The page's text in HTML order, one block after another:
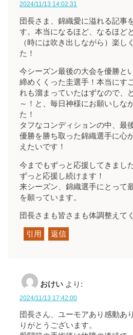
2024/11/13 14:02:31
団長さま、錦織愛に溢れる記事
す。本当になるほど、なるほど
（時には吹き出しながら）楽し
た！
今シーズン最後の大会を優勝と
締めくくった圭選手！本当にす
れも溜まっていたはずなので、
～！と、毎日神様にお願いしな
た！
タフなコンディションの中、最
優勝を勝ち取った錦織選手に心
えたいです！
今までもずっと応援してきまし
ずっと応援し続けます！
来シーズン、錦織選手にとって
を願っています。
団長さまも皆さまも体調整えて
引用 返信
おけい より:
2024/11/13 17:42:00
団長さん、ユーモアあり感動あ
りがとうございます。